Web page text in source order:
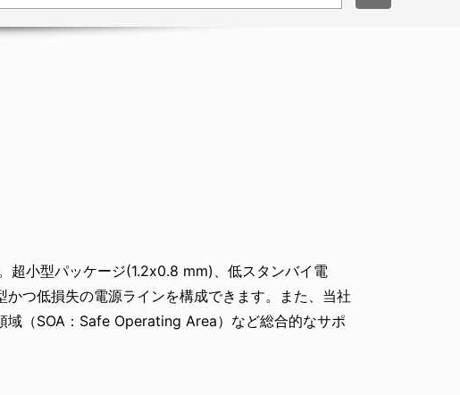
超小型パッケージ(1.2x0.8 mm)、低スタンバイ電
つ低損失の電源ラインを構成できます。また、当社
域（SOA：Safe Operating Area）など総合的なサポ